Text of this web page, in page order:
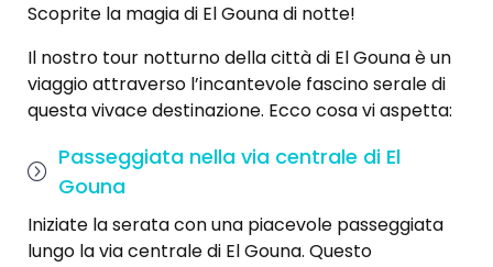
Scoprite la magia di El Gouna di notte!
Il nostro tour notturno della città di El Gouna è un
viaggio attraverso l’incantevole fascino serale di
questa vivace destinazione. Ecco cosa vi aspetta:
Passeggiata nella via centrale di El
Gouna
Iniziate la serata con una piacevole passeggiata
lungo la via centrale di El Gouna. Questo